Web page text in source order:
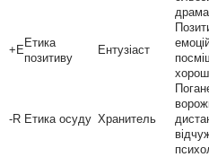
+E
Етика
позитиву
Ентузіаст
-R Етика осуду Хранитель